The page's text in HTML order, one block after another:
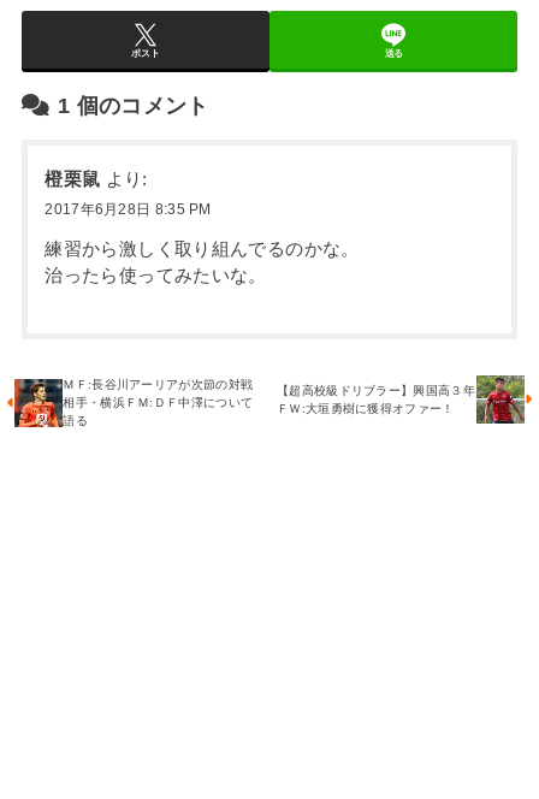
ポスト 送る
1 個のコメント
橙栗鼠 より:
2017年6月28日 8:35 PM
練習から激しく取り組んでるのかな。
治ったら使ってみたいな。
ＭＦ:長谷川アーリアが次節の対戦
相手・横浜ＦＭ:ＤＦ中澤について
語る
【超高校級ドリブラー】興国高３年
ＦＷ:大垣勇樹に獲得オファー！